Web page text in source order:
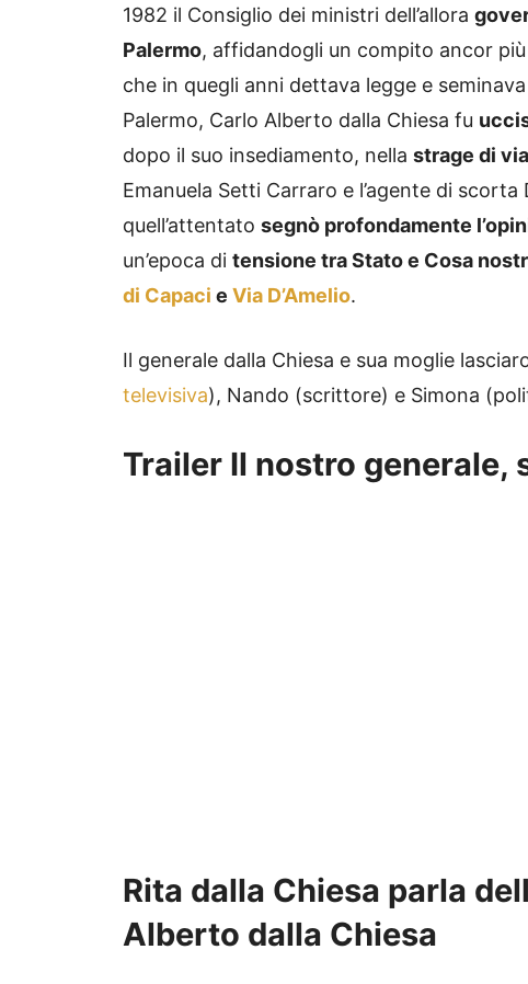
1982 il Consiglio dei ministri dell’allora
Palermo, affidandogli un compito ancor
che in quegli anni dettava legge e
Palermo, Carlo Alberto dalla Chiesa fu
dopo il suo insediamento, nella strage di
Emanuela Setti Carraro e l’agente di
quell’attentato segnò profondamente
un’epoca di tensione tra Stato e Cosa
di Capaci e Via D’Amelio.
Il generale dalla Chiesa e sua moglie
televisiva), Nando (scrittore) e Simona
Trailer Il nostro generale,
Rita dalla Chiesa parla
Alberto dalla Chiesa